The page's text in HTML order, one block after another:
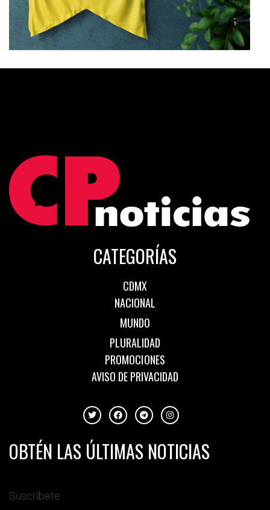
CATEGORÍAS
CDMX
NACIONAL
MUNDO
PLURALIDAD
PROMOCIONES
AVISO DE PRIVACIDAD
OBTÉN LAS ÚLTIMAS NOTICIAS
Suscríbete